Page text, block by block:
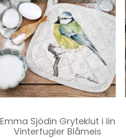
Emma Sjödin Gryteklut i lin
Vinterfugler Blåmeis